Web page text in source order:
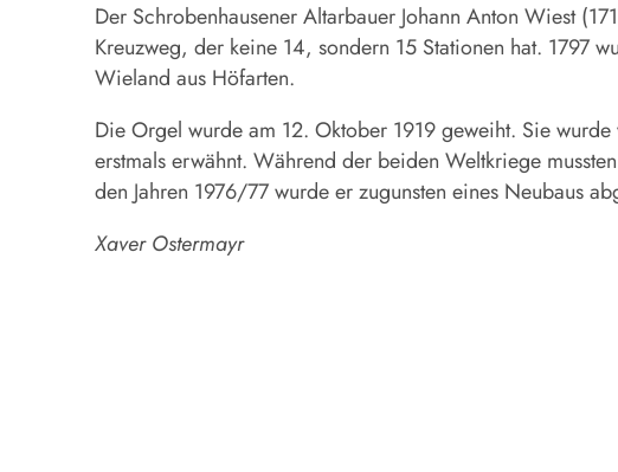
Der Schrobenhausener Altarbauer Johann Anton Wiest
Kreuzweg, der keine 14, sondern 15 Stationen hat. 1797
Wieland aus Höfarten.
Die Orgel wurde am 12. Oktober 1919 geweiht. Sie
erstmals erwähnt. Während der beiden Weltkriege
den Jahren 1976/77 wurde er zugunsten eines Neubaus
Xaver Ostermayr